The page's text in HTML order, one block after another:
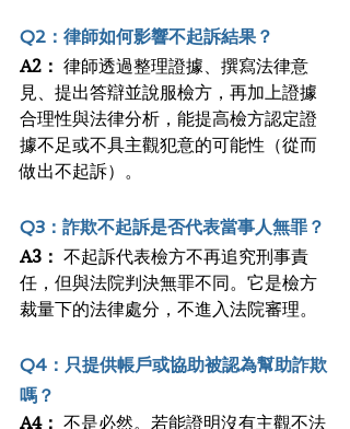
Q2：律師如何影響不起訴結果？
A2： 律師透過整理證據、撰寫法律意
見、提出答辯並說服檢方，再加上證據
合理性與法律分析，能提高檢方認定證
據不足或不具主觀犯意的可能性（從而
做出不起訴）。
Q3：詐欺不起訴是否代表當事人無罪？
A3： 不起訴代表檢方不再追究刑事責
任，但與法院判決無罪不同。它是檢方
裁量下的法律處分，不進入法院審理。
Q4：只提供帳戶或協助被認為幫助詐欺
嗎？
A4： 不是必然。若能證明沒有主觀不法